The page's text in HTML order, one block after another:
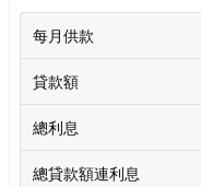
每月供款
貸款額
總利息
總貸款額連利息